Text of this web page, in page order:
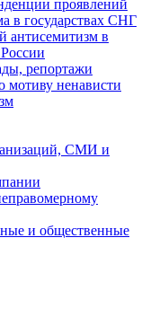
проявлений
в государствах СНГ
антисемитизм в
репортажи
мотиву ненависти
СМИ и
и общественные